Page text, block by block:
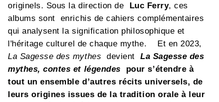
originels. Sous la direction de
Luc Ferry, ces
albums sont enrichis de cahiers complémentaires
qui analysent la signification philosophique et
l'héritage culturel de chaque mythe. Et en 2023,
La Sagesse des mythesdevient La Sagesse des
mythes, contes et légendes pour s’étendre à
tout un ensemble d’autres récits universels, de
leurs origines issues de la tradition orale à leur